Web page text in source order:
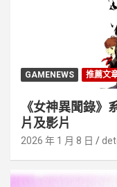
GAMENEWS 推薦文
《女神異聞錄》
片及影片
2026 年 1 月 8 日